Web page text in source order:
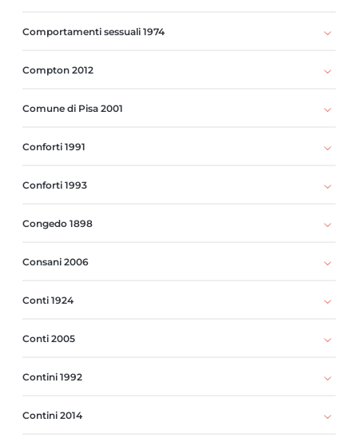
Comportamenti sessuali 1974
Compton 2012
Comune di Pisa 2001
Conforti 1991
Conforti 1993
Congedo 1898
Consani 2006
Conti 1924
Conti 2005
Contini 1992
Contini 2014